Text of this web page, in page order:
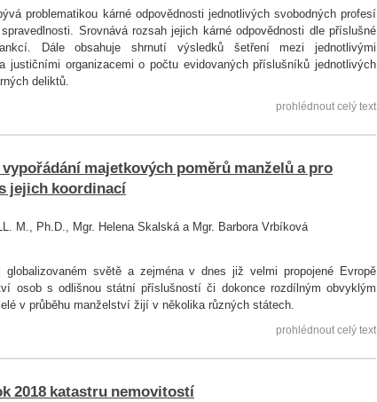
problematikou kárné odpovědnosti jednotlivých svobodných profesí
Srovnává rozsah jejich kárné odpovědnosti dle příslušné
Dále obsahuje shrnutí výsledků šetření mezi jednotlivými
justičními organizacemi o počtu evidovaných příslušníků jednotlivých
deliktů.
prohlédnout celý text
majetkových poměrů manželů a pro
jejich koordinací
M., Ph.D., Mgr. Helena Skalská a Mgr. Barbora Vrbíková
globalizovaném světě a zejména v dnes již velmi propojené Evropě
osob s odlišnou státní příslušností či dokonce rozdílným obvyklým
v průběhu manželství žijí v několika různých státech.
prohlédnout celý text
2018 katastru nemovitostí